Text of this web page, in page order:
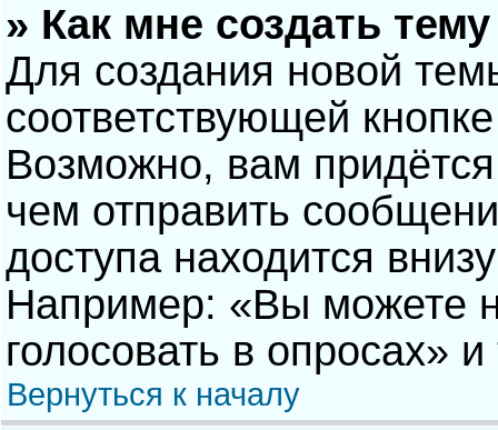
» Как мне создать
Для создания новой
соответствующей
Возможно, вам
чем отправить
доступа находится
Например: «Вы можете
голосовать в опросах» и
Вернуться к началу